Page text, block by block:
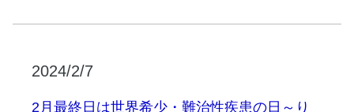
2024/2/7
2月最終日は世界希少・難治性疾患の日～り